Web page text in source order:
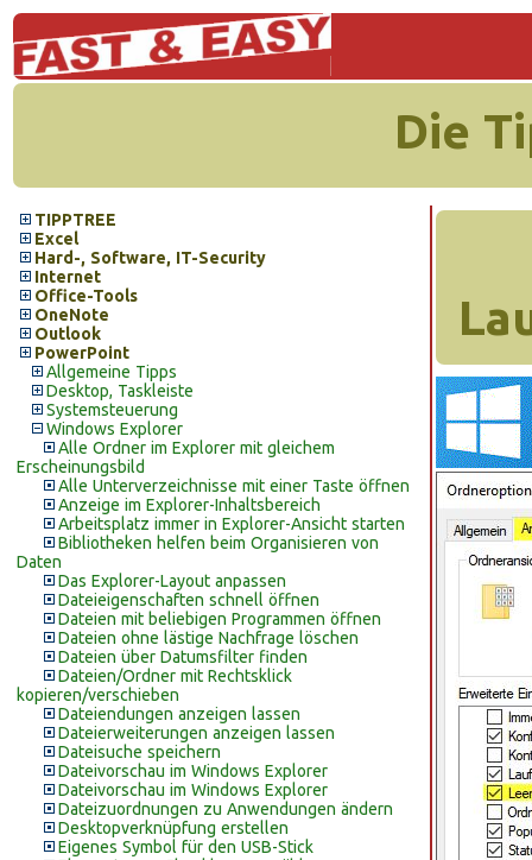
Die
TIPPTREE
Excel
Hard-, Software, IT-Security
Internet
Office-Tools
OneNote
Outlook
PowerPoint
Allgemeine Tipps
Desktop, Taskleiste
Systemsteuerung
Windows Explorer
Alle Ordner im Explorer mit gleichem
Erscheinungsbild
Alle Unterverzeichnisse mit einer Taste öffnen
Anzeige im Explorer-Inhaltsbereich
Arbeitsplatz immer in Explorer-Ansicht starten
Bibliotheken helfen beim Organisieren von
Daten
Das Explorer-Layout anpassen
Dateieigenschaften schnell öffnen
Dateien mit beliebigen Programmen öffnen
Dateien ohne lästige Nachfrage löschen
Dateien über Datumsfilter finden
Dateien/Ordner mit Rechtsklick
kopieren/verschieben
Dateiendungen anzeigen lassen
Dateierweiterungen anzeigen lassen
Dateisuche speichern
Dateivorschau im Windows Explorer
Dateivorschau im Windows Explorer
Dateizuordnungen zu Anwendungen ändern
Desktopverknüpfung erstellen
Eigenes Symbol für den USB-Stick